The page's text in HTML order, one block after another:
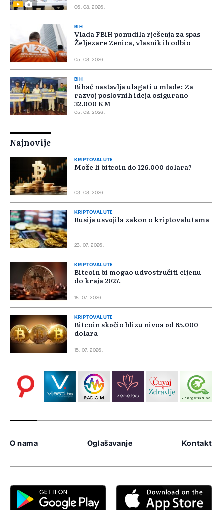
06. 08. 2026.
BIH
Vlada FBiH ponudila rješenja za spas
Željezare Zenica, vlasnik ih odbio
05. 08. 2026.
BIH
Bihać nastavlja ulagati u mlade: Za
razvoj poslovnih ideja osigurano
32.000 KM
05. 08. 2026.
Najnovije
KRIPTOVALUTE
Može li bitcoin do 126.000 dolara?
03. 08. 2026.
KRIPTOVALUTE
Rusija usvojila zakon o kriptovalutama
23. 07. 2026.
KRIPTOVALUTE
Bitcoin bi mogao udvostručiti cijenu
do kraja 2027.
18. 07. 2026.
KRIPTOVALUTE
Bitcoin skočio blizu nivoa od 65.000
dolara
15. 07. 2026.
O nama Oglašavanje Kontakt